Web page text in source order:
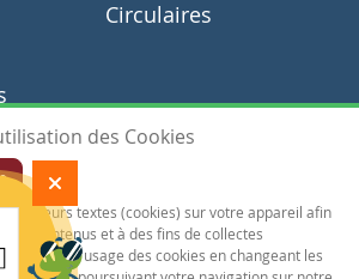
Circulaires
newsletter
des Cookies
traceurs textes (cookies) sur votre appareil afin
contenus et à des fins de collectes
désactiver l'usage des cookies en changeant les